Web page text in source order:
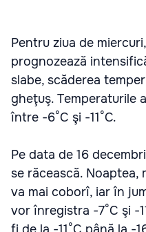
Pentru ziua de
prognozează
slabe, scăderea
gheţuş. Temperaturile
între -6°C şi -11°C.
Pe data de 16
se răcească.
va mai coborî, iar în
vor înregistra -7°C şi -